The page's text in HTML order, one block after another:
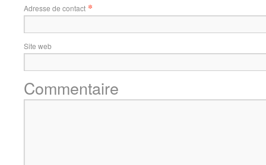
Adresse de contact *
Site web
Commentaire